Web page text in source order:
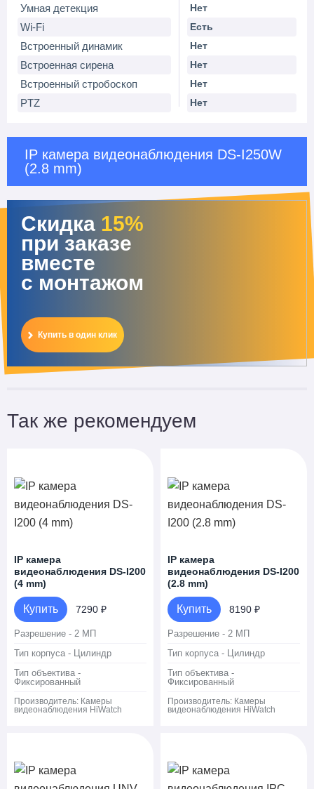
Умная детекция Нет
Wi-Fi Есть
Встроенный динамик Нет
Встроенная сирена Нет
Встроенный стробоскоп Нет
PTZ Нет
IP камера видеонаблюдения DS-I250W
(2.8 mm)
Скидка 15%
при заказе
вместе
с монтажом
Купить в один клик
Так же рекомендуем
IP камера
видеонаблюдения DS-I200
(4 mm)
Купить 7290 ₽
Разрешение - 2 МП
Тип корпуса - Цилиндр
Тип объектива -
Фиксированный
Производитель: Камеры
видеонаблюдения HiWatch
IP камера
видеонаблюдения DS-I200
(2.8 mm)
Купить 8190 ₽
Разрешение - 2 МП
Тип корпуса - Цилиндр
Тип объектива -
Фиксированный
Производитель: Камеры
видеонаблюдения HiWatch